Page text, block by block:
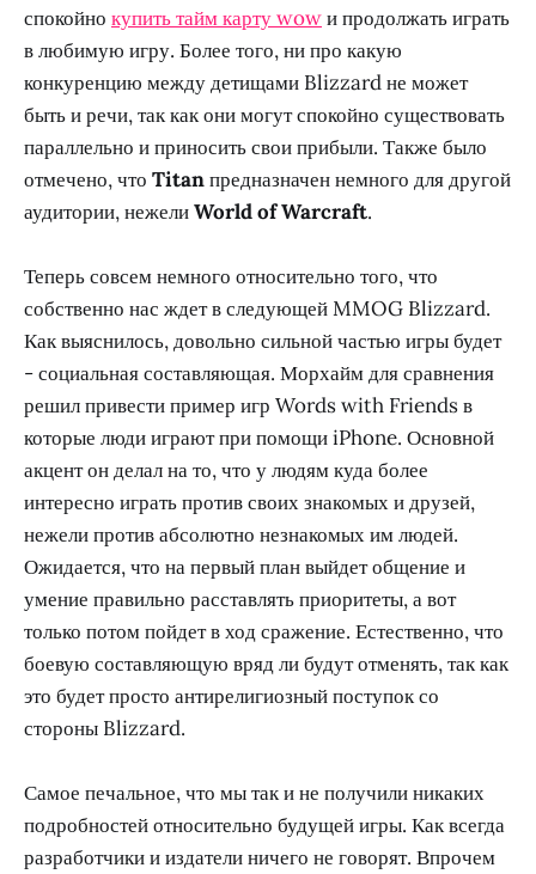
спокойно купить тайм карту wowи продолжать играть
в любимую игру. Более того, ни про какую
конкуренцию между детищами Blizzard не может
быть и речи, так как они могут спокойно существовать
параллельно и приносить свои прибыли. Также было
отмечено, что Titanпредназначен немного для другой
аудитории, нежелиWorld of Warcraft.
Теперь совсем немного относительно того, что
собственно нас ждет в следующей MMOG Blizzard.
Как выяснилось, довольно сильной частью игры будет
- социальная составляющая. Морхайм для сравнения
решил привести пример игр Words with Friends в
которые люди играют при помощи iPhone. Основной
акцент он делал на то, что у людям куда более
интересно играть против своих знакомых и друзей,
нежели против абсолютно незнакомых им людей.
Ожидается, что на первый план выйдет общение и
умение правильно расставлять приоритеты, а вот
только потом пойдет в ход сражение. Естественно, что
боевую составляющую вряд ли будут отменять, так как
это будет просто антирелигиозный поступок со
стороны Blizzard.
Самое печальное, что мы так и не получили никаких
подробностей относительно будущей игры. Как всегда
разработчики и издатели ничего не говорят. Впрочем